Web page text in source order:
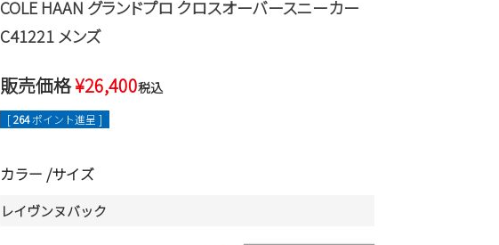
COLE HAAN グランドプロ クロスオーバースニーカー
C41221 メンズ
販売価格¥26,400税込
[264ポイント進呈 ]
カラー サイズ
レイヴンヌバック